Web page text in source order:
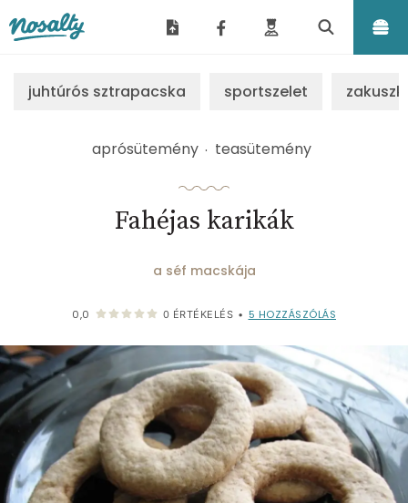
juhtúrós sztrapacska sportszelet
aprósütemény teasütemény
Fahéjas karikák
a séf macskája
0,0 0 ÉRTÉKELÉS • 5 HOZZÁSZÓLÁS